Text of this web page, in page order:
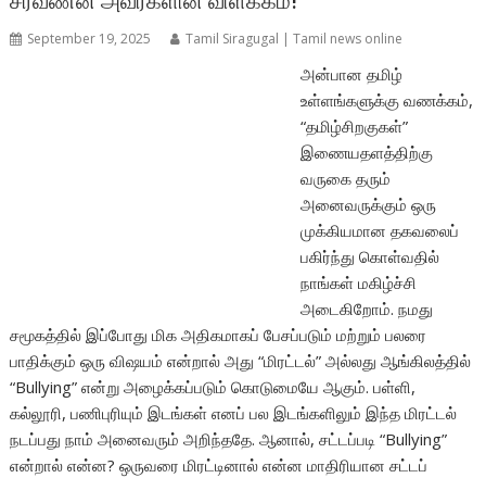
September 19, 2025 Tamil Siragugal | Tamil news online
அன்பான தமிழ்
உள்ளங்களுக்கு வணக்கம்,
“தமிழ்சிறகுகள்”
இணையதளத்திற்கு
வருகை தரும்
அனைவருக்கும் ஒரு
முக்கியமான தகவலைப்
பகிர்ந்து கொள்வதில்
நாங்கள் மகிழ்ச்சி
அடைகிறோம். நமது
சமூகத்தில் இப்போது மிக அதிகமாகப் பேசப்படும் மற்றும் பலரை
பாதிக்கும் ஒரு விஷயம் என்றால் அது “மிரட்டல்” அல்லது ஆங்கிலத்தில்
“Bullying” என்று அழைக்கப்படும் கொடுமையே ஆகும். பள்ளி,
கல்லூரி, பணிபுரியும் இடங்கள் எனப் பல இடங்களிலும் இந்த மிரட்டல்
நடப்பது நாம் அனைவரும் அறிந்ததே. ஆனால், சட்டப்படி “Bullying”
என்றால் என்ன? ஒருவரை மிரட்டினால் என்ன மாதிரியான சட்டப்